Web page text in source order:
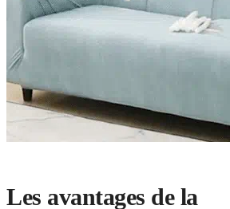
Les avantages de la